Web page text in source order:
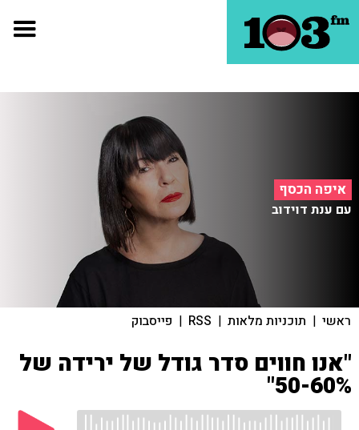
איפה הכסף
עם ענת דוידוב
ראשי | תוכניות מלאות |
RSS
| פייסבוק
"אנו חווים סדר גודל של ירידה של
50-60%"